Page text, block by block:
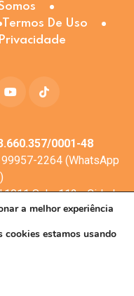
Termos De Uso
0001-48
2264 (WhatsApp
Sala: 112 - Cidade
85053-525
a melhor experiência
cookies estamos usando